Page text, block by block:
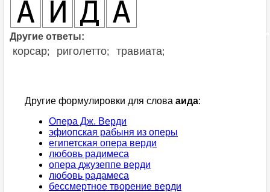
Другие ответы:
корсар; риголетто; травиата;
Другие формулировки для слова аида:
Опера Дж. Верди
эфиопская рабыня из оперы
египетская опера верди
любовь радимеса
опера джузеппе верди
любовь радамеса
бессмертное творение верди